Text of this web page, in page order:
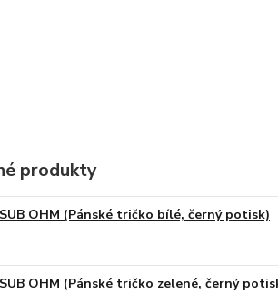
produkty
OHM (Pánské tričko bílé, černý potisk)
OHM (Pánské tričko zelené, černý